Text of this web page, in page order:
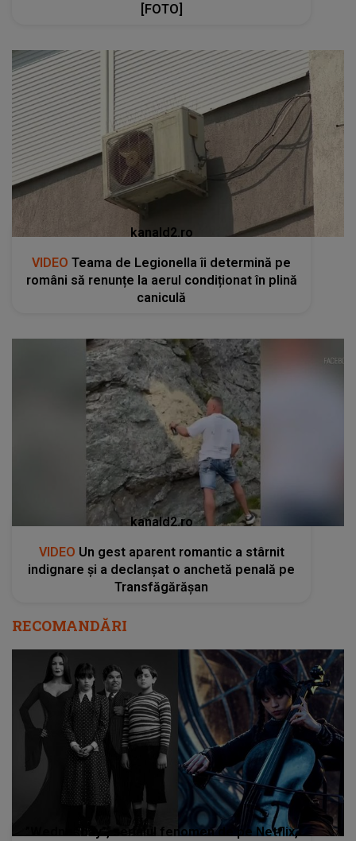
[FOTO]
kanald2.ro
VIDEO Teama de Legionella îi determină pe
români să renunțe la aerul condiționat în plină
caniculă
kanald2.ro
VIDEO Un gest aparent romantic a stârnit
indignare și a declanșat o anchetă penală pe
Transfăgărășan
RECOMANDĂRI
”Wednesday”, serialul fenomen de pe Netflix,